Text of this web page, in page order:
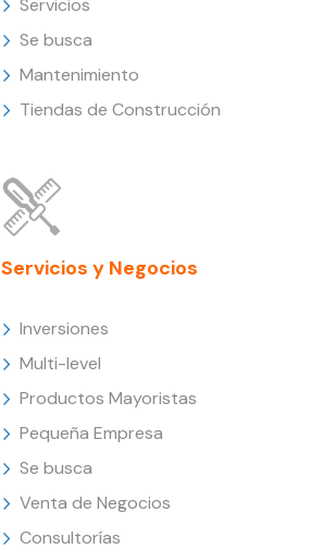
Servicios
Se busca
Mantenimiento
Tiendas de Construcción
Servicios y Negocios
Inversiones
Multi-level
Productos Mayoristas
Pequeña Empresa
Se busca
Venta de Negocios
Consultorías